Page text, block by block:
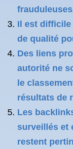
Il est difficile
de qualité
Des liens
autorité ne
le
résultats de
Les
surveillés et
restent